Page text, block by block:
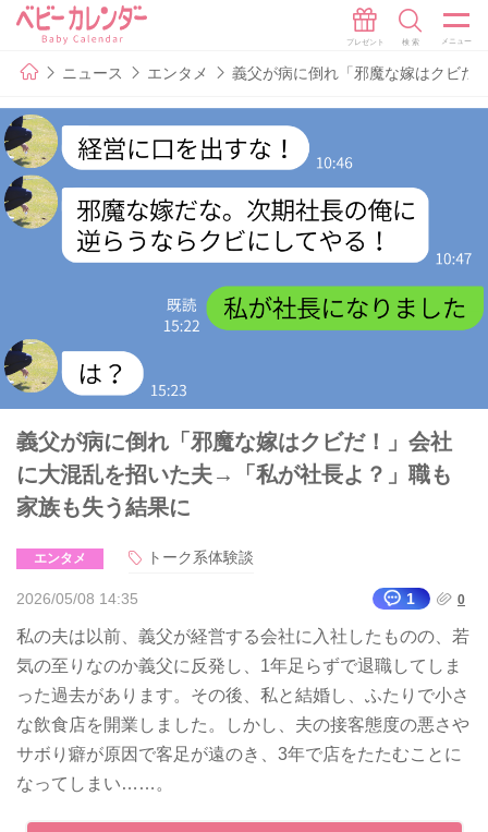
ニュース エンタメ 義父が病に倒れ「邪魔な嫁はクビだ
義父が病に倒れ「邪魔な嫁はクビだ！」会社
に大混乱を招いた夫→「私が社長よ？」職も
家族も失う結果に
エンタメ トーク系体験談
2026/05/08 14:35 1 0
私の夫は以前、義父が経営する会社に入社したものの、若
気の至りなのか義父に反発し、1年足らずで退職してしま
った過去があります。その後、私と結婚し、ふたりで小さ
な飲食店を開業しました。しかし、夫の接客態度の悪さや
サボり癖が原因で客足が遠のき、3年で店をたたむことに
なってしまい……。